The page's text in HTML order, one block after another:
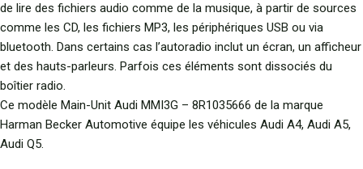
de lire des fichiers audio comme de la musique, à partir de sources
comme les CD, les fichiers MP3, les périphériques USB ou via
bluetooth. Dans certains cas l’autoradio inclut un écran, un afficheur
et des hauts-parleurs. Parfois ces éléments sont dissociés du
boîtier radio.
Ce modèle Main-Unit Audi MMI3G – 8R1035666 de la marque
Harman Becker Automotive équipe les véhicules Audi A4, Audi A5,
Audi Q5.